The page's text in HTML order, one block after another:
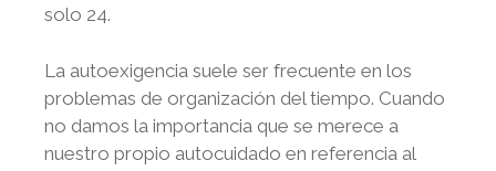
solo 24.
La autoexigencia suele ser frecuente en los
problemas de organización del tiempo. Cuando
no damos la importancia que se merece a
nuestro propio autocuidado en referencia al